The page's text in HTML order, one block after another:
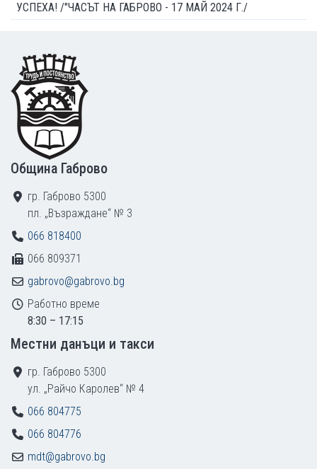
УСПЕХА! /"ЧАСЪТ НА ГАБРОВО - 17 МАЙ 2024 Г./
Footer
Община Габрово
гр. Габрово 5300
пл. „Възраждане“ № 3
066 818400
066 809371
gabrovo@gabrovo.bg
Работно време
8:30 – 17:15
Местни данъци и такси
гр. Габрово 5300
ул. „Райчо Каролев“ № 4
066 804775
066 804776
mdt@gabrovo.bg